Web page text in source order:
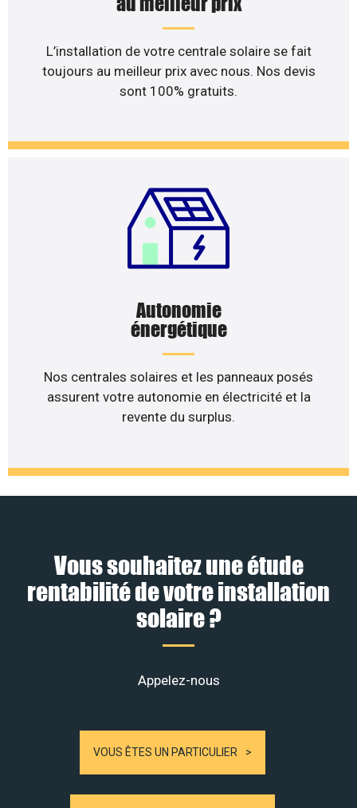
L’installation de votre centrale solaire se fait
toujours au meilleur prix avec nous. Nos devis
sont 100% gratuits.
Autonomie
énergétique
Nos centrales solaires et les panneaux posés
assurent votre autonomie en électricité et la
revente du surplus.
Vous souhaitez une étude
rentabilité de votre installation
solaire ?
Appelez-nous
VOUS ÊTES UN PARTICULIER